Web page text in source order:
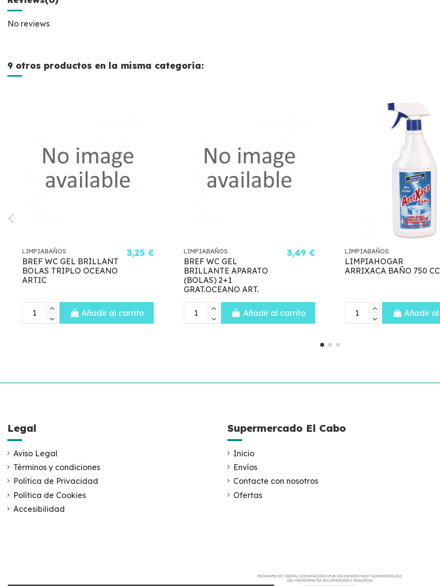
No reviews
9 otros productos en la misma categoría:
3,25 €
al carrito
BREF WC GEL
BRILLANTE APARATO
3,49 €
Añadir al carrito
BREF WC POWER AVTIV
BOLAS TRIPLO NATURA-
3,25 €
Añadir al carrito
DON
BAÑO
Legal
Aviso Legal
Términos y condiciones
Política de Privacidad
Política de Cookies
Accesibilidad
Supermercado El Cabo
Inicio
Envíos
Contacte con nosotros
Ofertas